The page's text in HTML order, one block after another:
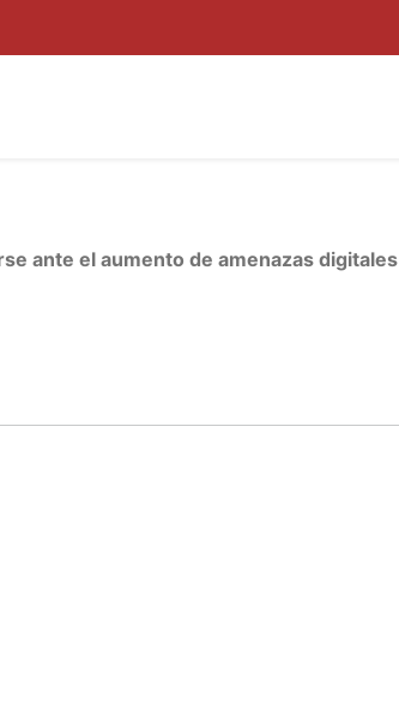
ante el aumento de amenazas digitales